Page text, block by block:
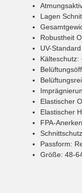
Lagen
Robustheit
UV-Standard
Kälteschutz:
Elastischer
Elastischer
FPA-
Passform:
Größe: 48-